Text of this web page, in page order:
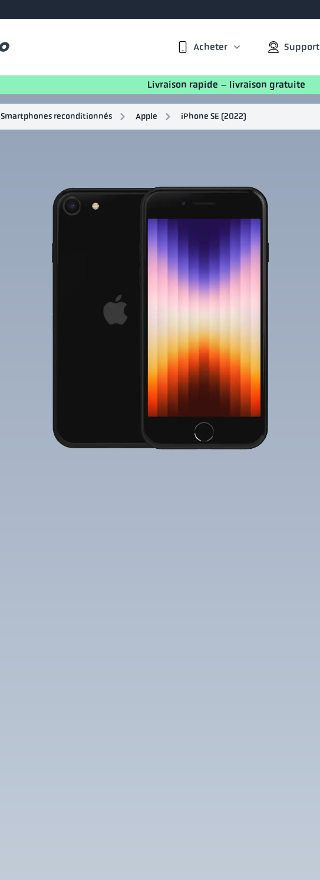
Acheter Support
Livraison rapide – livraison gratuite
Smartphones reconditionnés Apple iPhone SE (2022)